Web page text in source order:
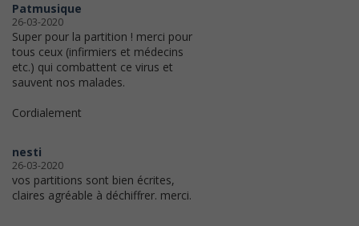
Patmusique
26-03-2020
Super pour la partition ! merci pour
tous ceux (infirmiers et médecins
etc.) qui combattent ce virus et
sauvent nos malades.
Cordialement
nesti
26-03-2020
vos partitions sont bien écrites,
claires agréable à déchiffrer. merci.